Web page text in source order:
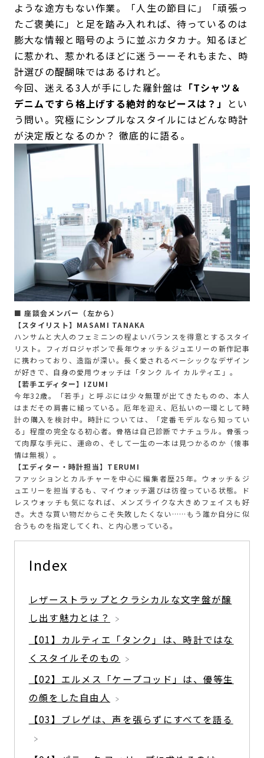
ような途方もない作業。「人生の節目に」「頑張っ
たご褒美に」と足を踏み入れれば、待っているのは
膨大な情報と暗号のように並ぶカタカナ。知るほど
に惹かれ、惹かれるほどに迷うーーそれもまた、時
計選びの醍醐味ではあるけれど。
今回、迷える3人が手にした羅針盤は 「Tシャツ＆
デニムですら格上げする絶対的なピースは？」
とい
う問い。究極にシンプルなスタイルにはどんな時計
が決定版となるのか？ 徹底的に語る。
■ 座談会メンバー（左から）
【スタイリスト】MASAMI TANAKA
ハンサムと大人のフェミニンの程よいバランスを得意とするスタイ
リスト。フィガロジャポンで長年ウォッチ＆ジュエリーの新作記事
に携わっており、造詣が深い。長く愛されるベーシックなデザイン
が好きで、自身の愛用ウォッチは「タンク ルイ カルティエ」。
【若手エディター】IZUMI
今年32歳。「若手」と呼ぶには少々無理が出てきたものの、本人
はまだその肩書に縋っている。厄年を迎え、厄払いの一環として時
計の購入を検討中。時計については、「定番モデルなら知ってい
る」程度の完全なる初心者。骨格は自己診断でナチュラル。骨張っ
て肉厚な手元に、運命の、そして一生の一本は見つかるのか（懐事
情は無視）。
【エディター・時計担当】TERUMI
ファッションとカルチャーを中心に編集者歴25年。ウォッチ＆ジ
ュエリーを担当するも、マイウォッチ選びは彷徨っている状態。ド
レスウォッチも気になれば、メンズライクな大きめフェイスも好
き。大きな買い物だからこそ失敗したくない……もう誰か自分に似
合うものを指定してくれ、と内心思っている。
Index
レザーストラップとクラシカルな文字盤が醸
し出す魅力とは？
【01】カルティエ「タンク」は、時計ではな
くスタイルそのもの
【02】エルメス「ケープコッド」は、優等生
の顔をした自由人
【03】ブレゲは、声を張らずにすべてを語る